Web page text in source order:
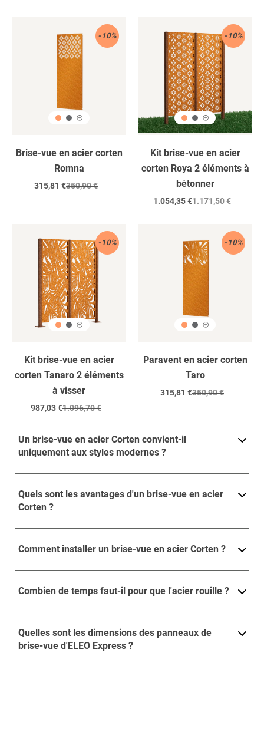
Corten
Brise-vue en acier corten
Romna
Prix
315,81 €Prix
350,90 €
-10%
corten
/
2
éléments
/
à
encastrer
dans
le
béton
Kit brise-vue en acier
corten Roya 2 éléments à
bétonner
Prix
1.054,35 €Prix
1.171,50 €
-10%
corten
/
2
éléments
/
à
visser
Kit brise-vue en acier
corten Tanaro 2 éléments
à visser
Prix
987,03 €Prix
1.096,70 €
-10%
Corten
Paravent en acier corten
Taro
Prix
315,81 €Prix
350,90 €
-10%
Un brise-vue en acier Corten convient-il
uniquement aux styles modernes ?
Quels sont les avantages d'un brise-vue en acier
Corten ?
Comment installer un brise-vue en acier Corten ?
Combien de temps faut-il pour que l'acier rouille ?
Quelles sont les dimensions des panneaux de
brise-vue d'ELEO Express ?